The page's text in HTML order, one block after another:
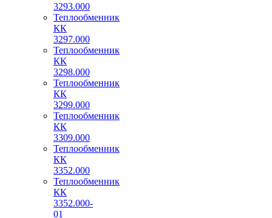
3293.000
Теплообменник
КК
3297.000
Теплообменник
КК
3298.000
Теплообменник
КК
3299.000
Теплообменник
КК
3309.000
Теплообменник
КК
3352.000
Теплообменник
КК
3352.000-
01